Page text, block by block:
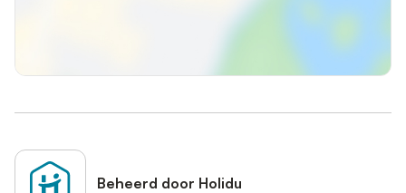
Beheerd door Holidu